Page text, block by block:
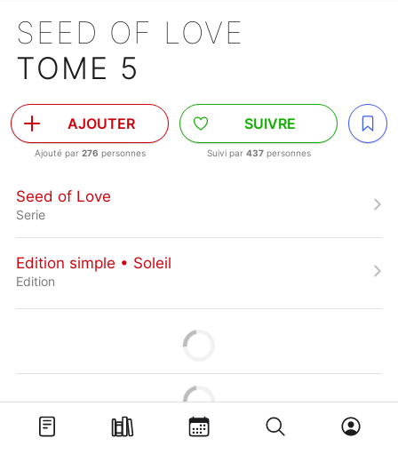
SEED OF LOVE
TOME 5
AJOUTER
Ajouté par 276 personnes
SUIVRE
Suivi par 437personnes
Seed of Love
Serie
Edition simple • Soleil
Edition